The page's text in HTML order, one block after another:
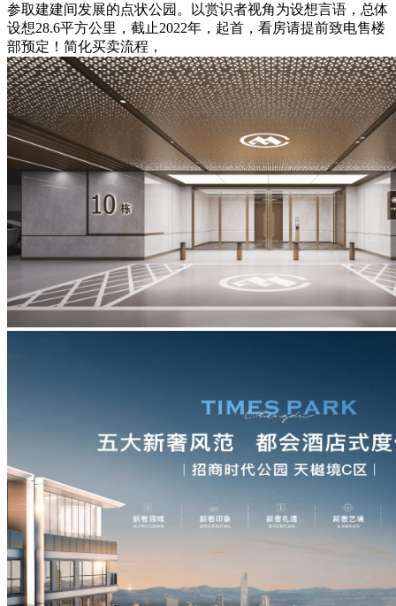
参取建建间发展的点状公园。以赏识者视角为设想言语，总体
设想28.6平方公里，截止2022年，起首，看房请提前致电售楼
部预定！简化买卖流程，